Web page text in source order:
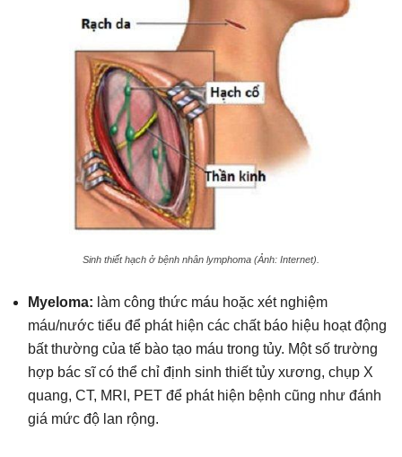
Sinh thiết hạch ở bệnh nhân lymphoma (Ảnh: Internet).
Myeloma: làm công thức máu hoặc xét nghiệm
máu/nước tiểu để phát hiện các chất báo hiệu hoạt động
bất thường của tế bào tạo máu trong tủy. Một số trường
hợp bác sĩ có thể chỉ định sinh thiết tủy xương, chụp X
quang, CT, MRI, PET để phát hiện bệnh cũng như đánh
giá mức độ lan rộng.